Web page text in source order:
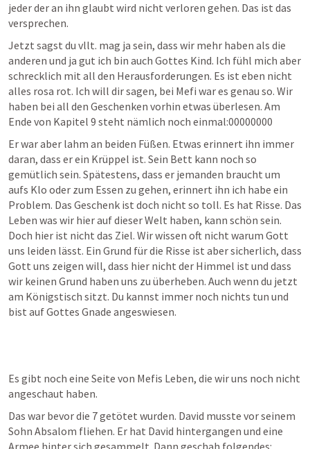
jeder der an ihn glaubt wird nicht verloren gehen. Das ist das
versprechen.
Jetzt sagst du vllt. mag ja sein, dass wir mehr haben als die
anderen und ja gut ich bin auch Gottes Kind. Ich fühl mich aber
schrecklich mit all den Herausforderungen. Es ist eben nicht
alles rosa rot. Ich will dir sagen, bei Mefi war es genau so. Wir
haben bei all den Geschenken vorhin etwas überlesen. Am
Ende von Kapitel 9 steht nämlich noch einmal:00000000
Er war aber lahm an beiden Füßen. Etwas erinnert ihn immer
daran, dass er ein Krüppel ist. Sein Bett kann noch so
gemütlich sein. Spätestens, dass er jemanden braucht um
aufs Klo oder zum Essen zu gehen, erinnert ihn ich habe ein
Problem. Das Geschenk ist doch nicht so toll. Es hat Risse. Das
Leben was wir hier auf dieser Welt haben, kann schön sein.
Doch hier ist nicht das Ziel. Wir wissen oft nicht warum Gott
uns leiden lässt. Ein Grund für die Risse ist aber sicherlich, dass
Gott uns zeigen will, dass hier nicht der Himmel ist und dass
wir keinen Grund haben uns zu überheben. Auch wenn du jetzt
am Königstisch sitzt. Du kannst immer noch nichts tun und
bist auf Gottes Gnade angeswiesen.
Es gibt noch eine Seite von Mefis Leben, die wir uns noch nicht
angeschaut haben.
Das war bevor die 7 getötet wurden. David musste vor seinem
Sohn Absalom fliehen. Er hat David hintergangen und eine
Armee hinter sich gesammelt. Dann geschah folgendes: